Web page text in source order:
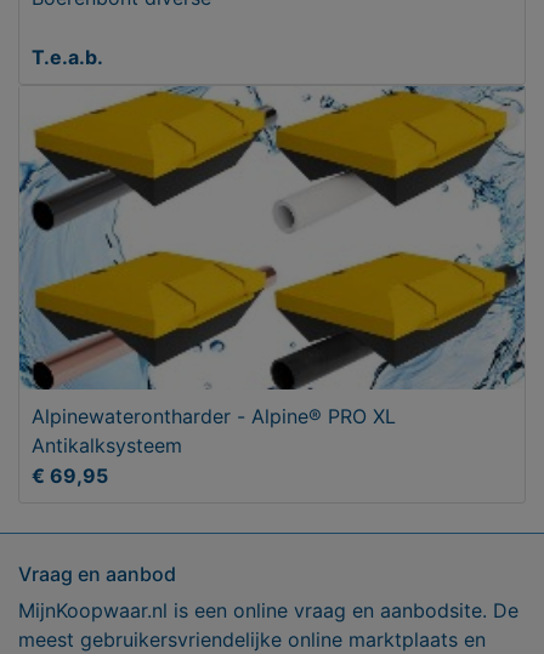
T.e.a.b.
Alpinewaterontharder - Alpine® PRO XL
Antikalksysteem
€ 69,95
Vraag en aanbod
MijnKoopwaar.nl is een online vraag en aanbodsite. De
meest gebruikersvriendelijke online marktplaats en